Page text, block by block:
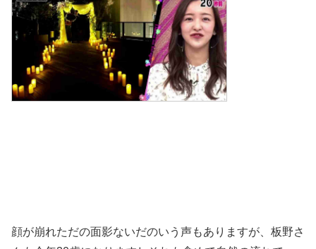
顔が崩れただの面影ないだのいう声もありますが、板野さ